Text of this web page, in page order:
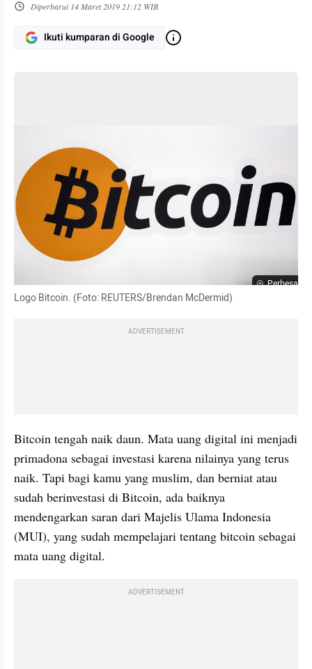
Diperbarui 14 Maret 2019 21:12 WIB
Ikuti kumparan di Google
Perbesar
Logo Bitcoin. (Foto: REUTERS/Brendan McDermid)
ADVERTISEMENT
Bitcoin tengah naik daun. Mata uang digital ini menjadi
primadona sebagai investasi karena nilainya yang terus
naik. Tapi bagi kamu yang muslim, dan berniat atau
sudah berinvestasi di Bitcoin, ada baiknya
mendengarkan saran dari Majelis Ulama Indonesia
(MUI), yang sudah mempelajari tentang bitcoin sebagai
mata uang digital.
ADVERTISEMENT